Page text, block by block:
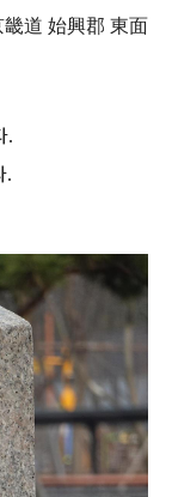
畿道 始興郡 東面
.
.